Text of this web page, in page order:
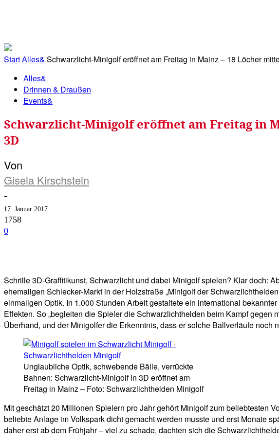
StartAlles& Schwarzlicht-Minigolf eröffnet am Freitag in Mainz – 18 Löcher
Alles&
Drinnen & Draußen
Events&
Schwarzlicht-Minigolf eröffnet am Freitag in
3D
Von
Gisela Kirschstein
-
17. Januar 2017
1758
0
Schrille 3D-Graffitikunst, Schwarzlicht und dabei Minigolf spielen? Klar doch:
ehemaligen Schlecker-Markt in der Holzstraße „Minigolf der
einmaligen Optik. In 1.000 Stunden Arbeit gestaltete ein international
Effekten. So „begleiten die Spieler die Schwarzlichthelden beim Kampf
Überhand, und der Minigolfer die Erkenntnis, dass er solche Ballverläufe noch
Unglaubliche Optik, schwebende Bälle, verrückte
Bahnen: Schwarzlicht-Minigolf in 3D eröffnet am
Freitag in Mainz – Foto: Schwarzlichthelden Minigolf
Mit geschätzt 20 Millionen Spielern pro Jahr gehört Minigolf zum beliebtesten
beliebte Anlage im Volkspark dicht gemacht werden musste und erst Monate
daher erst ab dem Frühjahr – viel zu schade, dachten sich die